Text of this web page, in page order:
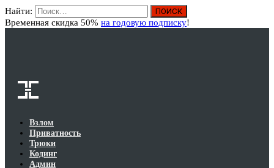
Найти:
Временная скидка 50% на годовую подписку!
Взлом
Приватность
Трюки
Кодинг
Админ